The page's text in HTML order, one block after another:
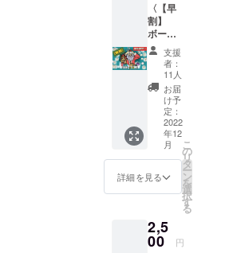
〈【早
割】
ボード
ゲーム
セッ
ト〉 先
着20名
様 『サ
ンタ苦
労ス』
✕１
支援
者：
11人
お届
け予
定：
2022
年12
月
詳細を見る
こ
の
リ
タ
ー
ン
を
選
択
す
る
2,5
00 円